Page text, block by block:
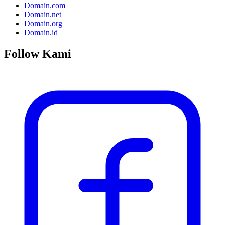
Domain.com
Domain.net
Domain.org
Domain.id
Follow Kami